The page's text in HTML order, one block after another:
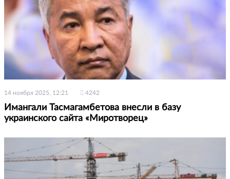
14 ноября 2025, 12:21 4242
Имангали Тасмагамбетова внесли в базу
украинского сайта «Миротворец»